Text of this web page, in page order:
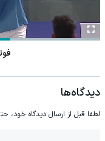
دیدگاه‌ها
لطفا قبل از ارسال دیدگاه خود،